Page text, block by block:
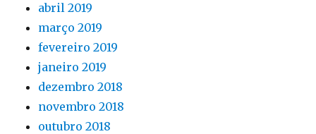
abril 2019
março 2019
fevereiro 2019
janeiro 2019
dezembro 2018
novembro 2018
outubro 2018